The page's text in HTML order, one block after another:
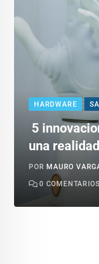
HARDWARE
5
una
POR MAURO
0 COMENTARIOS